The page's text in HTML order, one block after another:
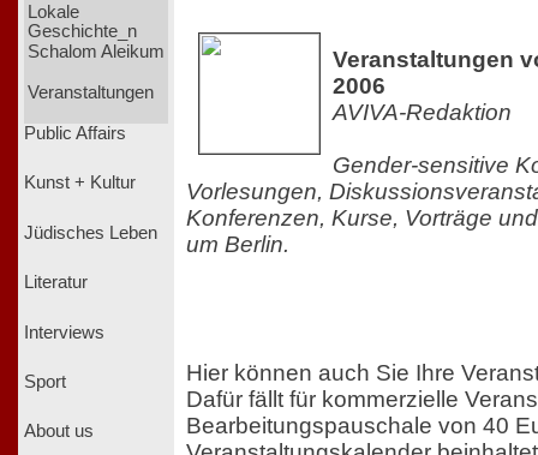
Lokale
Geschichte_n
Schalom Aleikum
Veranstaltungen
Public Affairs
Kunst + Kultur
Jüdisches Leben
Literatur
Interviews
Sport
About us
Veranstaltungen
2006
AVIVA-Redaktion
Gender-sensitive
Vorlesungen,
Konferenzen, Kurse, Vorträge
um Berlin.
Hier können auch Sie Ihre
Dafür fällt für kommerzielle
Bearbeitungspauschale von 40